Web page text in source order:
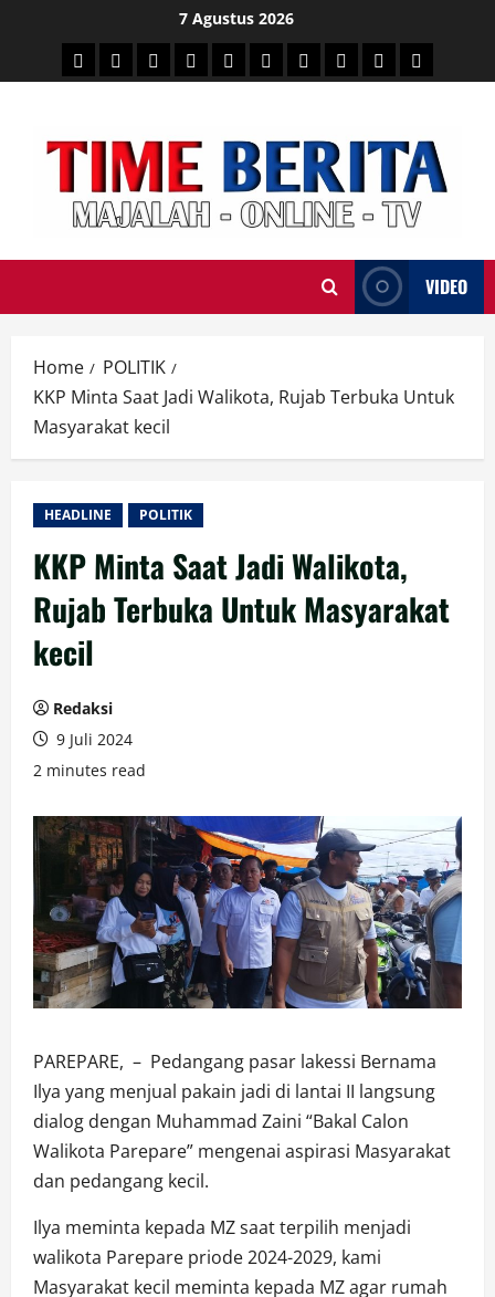
content
7 Agustus 2026
HEADLINE
PARESULSELBAR
POLITIKHUKRIMNASIONAL
PENKESSPORTAINMENT
DUNIAMEDSOS
VIDEO
Home
POLITIK
KKP Minta Saat Jadi Walikota, Rujab Terbuka Untuk
Masyarakat kecil
HEADLINE POLITIK
KKP Minta Saat Jadi Walikota,
Rujab Terbuka Untuk Masyarakat
kecil
Redaksi
9 Juli 2024
2 minutes read
PAREPARE, – Pedangang pasar lakessi Bernama
Ilya yang menjual pakain jadi di lantai II langsung
dialog dengan Muhammad Zaini “Bakal Calon
Walikota Parepare” mengenai aspirasi Masyarakat
dan pedangang kecil.
Ilya meminta kepada MZ saat terpilih menjadi
walikota Parepare priode 2024-2029, kami
Masyarakat kecil meminta kepada MZ agar rumah